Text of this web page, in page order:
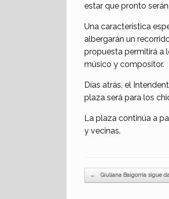
estar que pronto
Una característica
albergarán un
propuesta permitirá a
músico y compositor.
Días atrás, el
plaza será para los
La plaza continúa a
y vecinas.
Navegador de artículos
← Giuliana Baigorria sigue